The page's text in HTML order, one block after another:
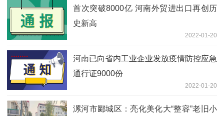
首次突破8000亿 河南外贸进出口再创历
史新高
2022-01-20
河南已向省内工业企业发放疫情防控应急
通行证9000份
2022-01-20
漯河市郾城区：亮化美化大“整容”老旧小